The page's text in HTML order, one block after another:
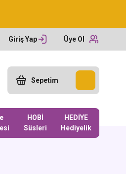
Giriş Yap Üye Ol
Sepetim
HOBİ
Süsleri
HEDİYE
Hediyelik